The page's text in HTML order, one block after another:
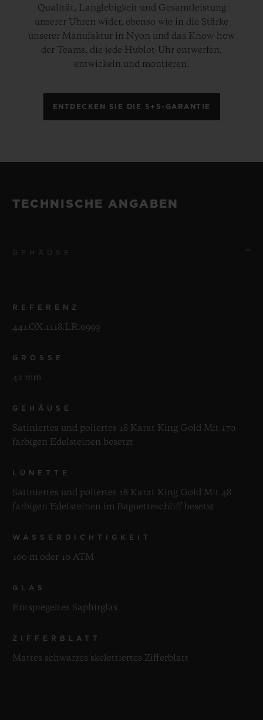
Qualität, Langlebigkeit und Gesamtleistung
unserer Uhren wider, ebenso wie in die Stärke
unserer Manufaktur in Nyon und das Know-how
der Teams, die jede Hublot-Uhr entwerfen,
entwickeln und montieren.
ENTDECKEN SIE DIE 5+5-GARANTIE
TECHNISCHE ANGABEN
REFERENZ
441.OX.1118.LR.0999
GRÖSSE
42 mm
GEHÄUSE
Satiniertes und poliertes 18 Karat King Gold Mit 170
farbigen Edelsteinen besetzt
LÜNETTE
Satiniertes und poliertes 18 Karat King Gold Mit 48
farbigen Edelsteinen im Baguetteschliff besetzt
WASSERDICHTIGKEIT
100 m oder 10 ATM
GLAS
Entspiegeltes Saphirglas
ZIFFERBLATT
Mattes schwarzes skelettiertes Zifferblatt